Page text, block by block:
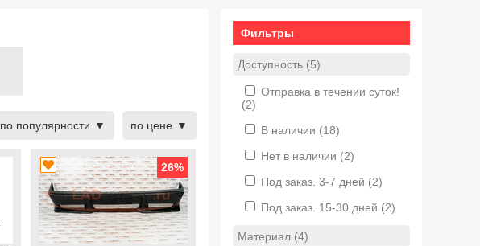
по популярности по цене
26%
Фильтры
Доступность (5)
Отправка в течении суток!
(2)
В наличии (18)
Нет в наличии (2)
Под заказ. 3-7 дней (2)
Под заказ. 15-30 дней (2)
Материал (4)